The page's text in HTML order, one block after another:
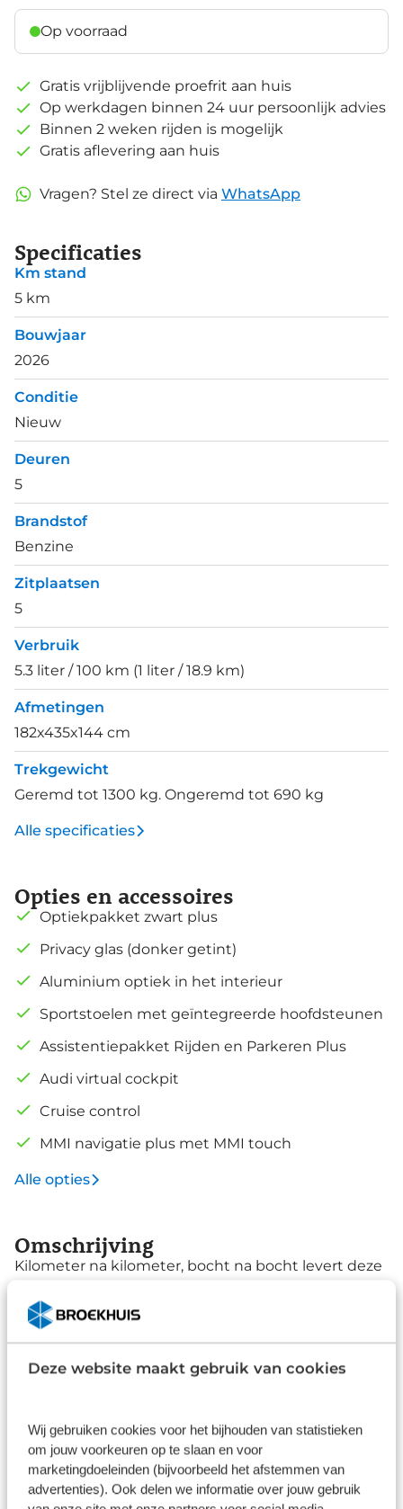
Deze website maakt gebruik van cookies
Wij gebruiken cookies voor het bijhouden van statistieken
om jouw voorkeuren op te slaan en voor
marketingdoeleinden (bijvoorbeeld het afstemmen van
advertenties). Ook delen we informatie over jouw gebruik
Op voorraad
Gratis vrijblijvende proefrit aan huis
Op werkdagen binnen 24 uur persoonlijk advies
Binnen 2 weken rijden is mogelijk
Gratis aflevering aan huis
Vragen? Stel ze direct via WhatsApp
Specificaties
Km stand
5 km
Bouwjaar
2026
Conditie
Nieuw
Deuren
5
Brandstof
Benzine
Zitplaatsen
5
Verbruik
5.3 liter / 100 km (1 liter / 18.9 km)
Afmetingen
182x435x144 cm
Trekgewicht
Geremd tot 1300 kg. Ongeremd tot 690 kg
Alle specificaties
Opties en accessoires
Optiekpakket zwart plus
Privacy glas (donker getint)
Aluminium optiek in het interieur
Sportstoelen met geïntegreerde hoofdsteunen
Assistentiepakket Rijden en Parkeren Plus
Audi virtual cockpit
Cruise control
MMI navigatie plus met MMI touch
Alle opties
Omschrijving
Kilometer na kilometer, bocht na bocht levert deze
styling pakket maakt direct duidelijk waar deze
Audi voor staat: onversneden sportiviteit en
auto, hij is nu direct leverbaar. Met zijn
Audi profiteert u onder andere ook van:
sportonderstel, warmtewerend glas en zwarte
hemelbekleding. Zuinig zoeven, dat kan deze auto
dankzij de aanwezige cruise control. Natuurlijk
Lees de omschrijving
Basis
Inbegrepen